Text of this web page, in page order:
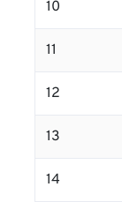
10
11
12
13
14